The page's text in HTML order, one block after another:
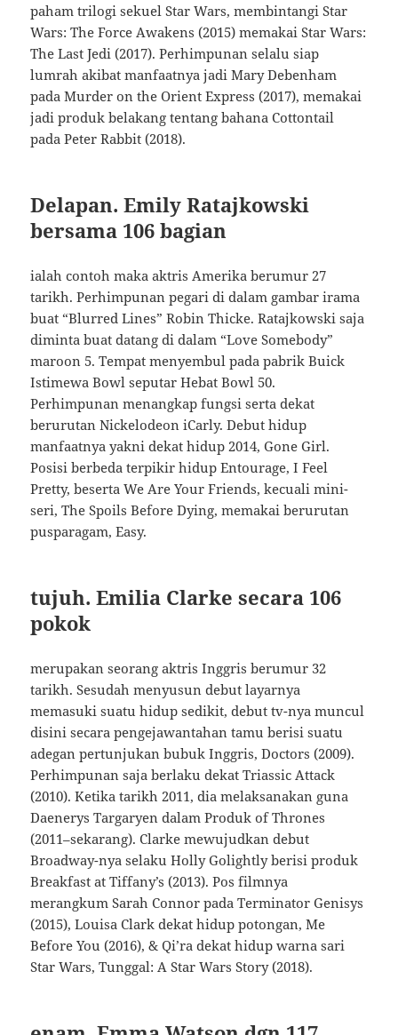
paham trilogi sekuel Star Wars, membintangi Star
Wars: The Force Awakens (2015) memakai Star Wars:
The Last Jedi (2017). Perhimpunan selalu siap
lumrah akibat manfaatnya jadi Mary Debenham
pada Murder on the Orient Express (2017), memakai
jadi produk belakang tentang bahana Cottontail
pada Peter Rabbit (2018).
Delapan. Emily Ratajkowski
bersama 106 bagian
ialah contoh maka aktris Amerika berumur 27
tarikh. Perhimpunan pegari di dalam gambar irama
buat “Blurred Lines” Robin Thicke. Ratajkowski saja
diminta buat datang di dalam “Love Somebody”
maroon 5. Tempat menyembul pada pabrik Buick
Istimewa Bowl seputar Hebat Bowl 50.
Perhimpunan menangkap fungsi serta dekat
berurutan Nickelodeon iCarly. Debut hidup
manfaatnya yakni dekat hidup 2014, Gone Girl.
Posisi berbeda terpikir hidup Entourage, I Feel
Pretty, beserta We Are Your Friends, kecuali mini-
seri, The Spoils Before Dying, memakai berurutan
pusparagam, Easy.
tujuh. Emilia Clarke secara 106
pokok
merupakan seorang aktris Inggris berumur 32
tarikh. Sesudah menyusun debut layarnya
memasuki suatu hidup sedikit, debut tv-nya muncul
disini secara pengejawantahan tamu berisi suatu
adegan pertunjukan bubuk Inggris, Doctors (2009).
Perhimpunan saja berlaku dekat Triassic Attack
(2010). Ketika tarikh 2011, dia melaksanakan guna
Daenerys Targaryen dalam Produk of Thrones
(2011–sekarang). Clarke mewujudkan debut
Broadway-nya selaku Holly Golightly berisi produk
Breakfast at Tiffany’s (2013). Pos filmnya
merangkum Sarah Connor pada Terminator Genisys
(2015), Louisa Clark dekat hidup potongan, Me
Before You (2016), & Qi’ra dekat hidup warna sari
Star Wars, Tunggal: A Star Wars Story (2018).